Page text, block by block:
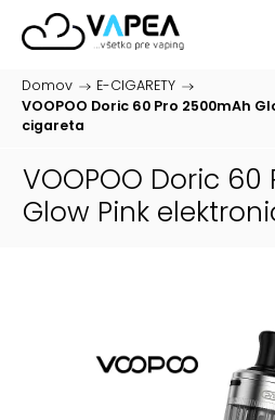
Domov / E-CIGARETY /
VOOPOO Doric 60 Pro 2500mAh
cigareta
VOOPOO Doric
Glow Pink